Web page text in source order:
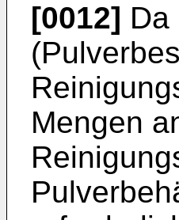
[0012]
Mengen